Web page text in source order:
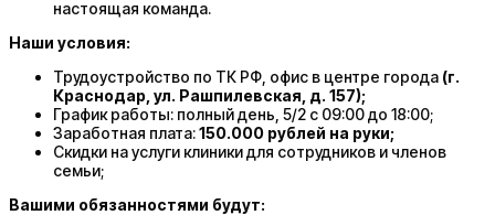
настоящая команда.
Наши условия:
Трудоустройство по ТК РФ, офис в центре города (г.
Краснодар, ул. Рашпилевская, д. 157);
График работы: полный день, 5/2 с 09:00 до 18:00;
Заработная плата:150.000 рублей на руки;
Скидки на услуги клиники для сотрудников и членов
семьи;
Вашими обязанностями будут: